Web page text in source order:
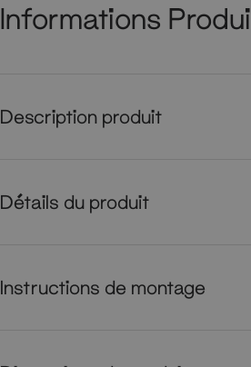
Informations
Description produit
Détails du produit
Instructions de montage